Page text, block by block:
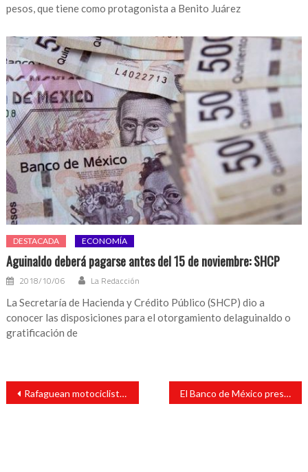
pesos, que tiene como protagonista a Benito Juárez
DESTACADA ECONOMÍA
Aguinaldo deberá pagarse antes del 15 de noviembre: SHCP
2018/10/06 La Redacción
La Secretaría de Hacienda y Crédito Público (SHCP) dio a
conocer las disposiciones para el otorgamiento delaguinaldo o
gratificación de
Navegación
entradas
Rafaguean motociclistas a un hombre en Jáltipan El Banco de México presentó este lunes el nuevo billete de 500 pesos